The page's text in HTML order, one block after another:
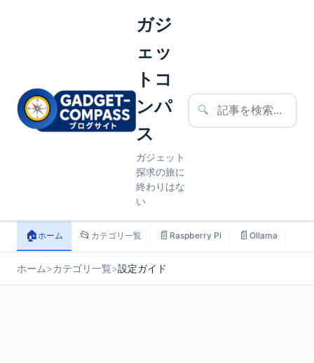
ガジ
ェッ
トコ
ンパ
ス
ガジェット
探求の旅に
終わりはな
い
🔍
🏠ホーム 📂 カテゴリ一覧 📄 Raspberry Pi 📄 Ollama
ホーム>カテゴリ一覧>設定ガイド